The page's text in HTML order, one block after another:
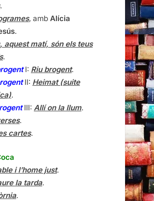
.
, amb Alícia
.
aquest matí, són els teus
.
I: Riu brogent.
II: Heimat (suite
.
III: Allí on la llum.
.
cartes.
i l’home just.
la tarda.
.